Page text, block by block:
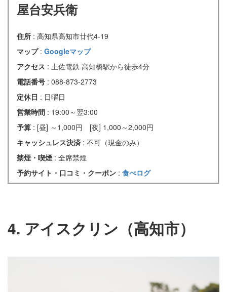
屋台安兵衛
住所 : 高知県高知市廿代4-19
マップ : Googleマップ
アクセス : 土佐電鉄 高知橋駅から徒歩4分
電話番号 : 088-873-2773
定休日 : 日曜日
営業時間 : 19:00～翌3:00
予算 : [昼] ～1,000円 [夜] 1,000～2,000円
キャッシュレス決済 : 不可（現金のみ）
禁煙・喫煙 : 全席禁煙
予約サイト・口コミ・クーポン : 食べログ
4. アイスクリン（高知市）